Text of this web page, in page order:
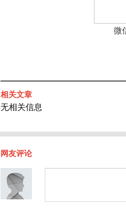
微
相关文章
无相关信息
网友评论